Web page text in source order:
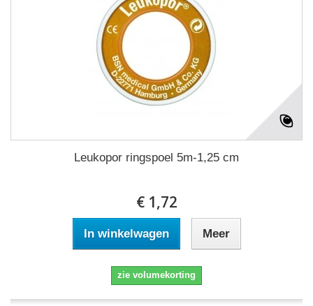
Leukopor ringspoel 5m-1,25 cm
€ 1,72
In winkelwagen Meer
zie volumekorting